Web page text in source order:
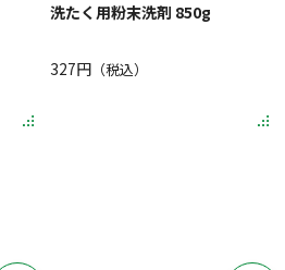
洗たく用粉末洗剤 850g
327円（税込）